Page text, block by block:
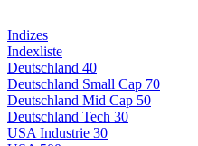
Indizes
Indexliste
Deutschland 40
Deutschland Small Cap 70
Deutschland Mid Cap 50
Deutschland Tech 30
USA Industrie 30